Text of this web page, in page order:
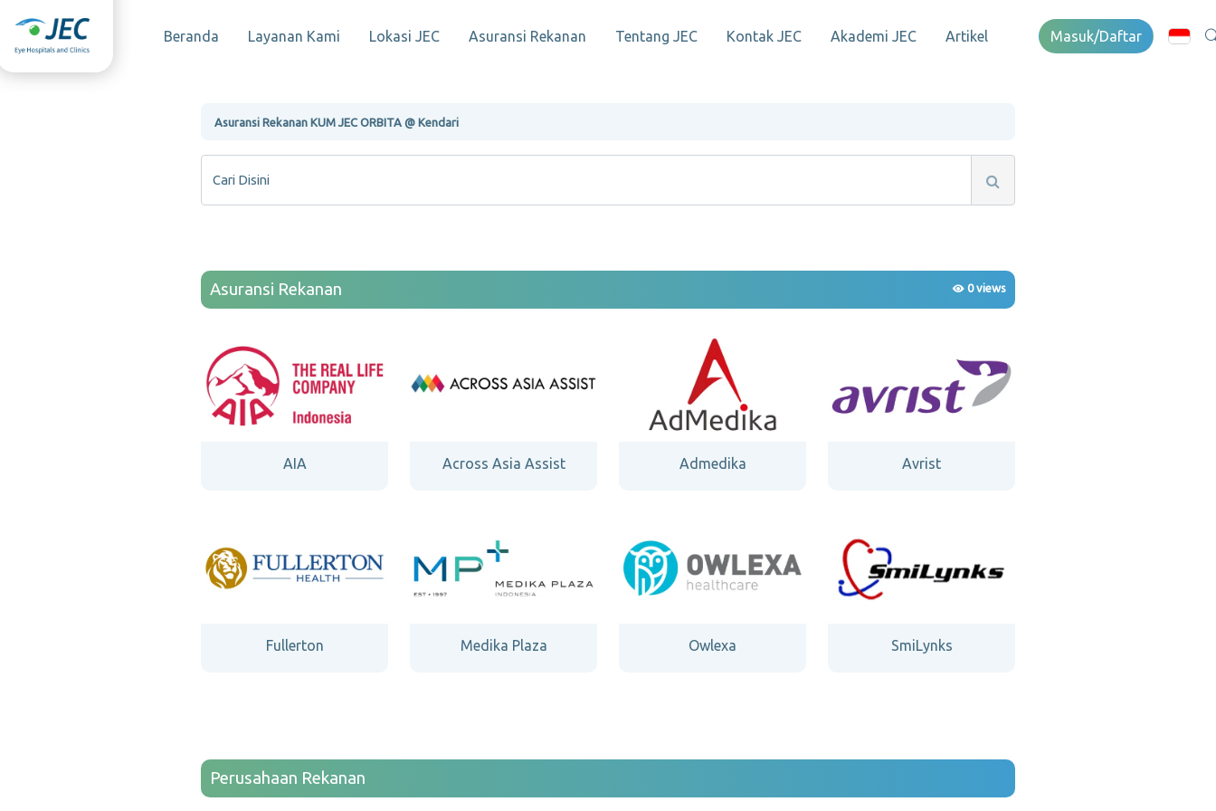
Beranda Layanan Kami Lokasi JEC Asuransi Rekanan Tentang JEC Kontak JEC Akademi JEC Artikel Masuk/Daftar
Asuransi Rekanan KUM JEC ORBITA @ Kendari
Cari Disini
Asuransi Rekanan 0 views
AIA Across Asia Assist Admedika Avrist
Fullerton Medika Plaza Owlexa SmiLynks
Perusahaan Rekanan